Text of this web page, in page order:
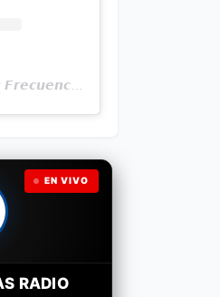
Una publicación compartida por 𝙁𝙧𝙚𝙘𝙪𝙚𝙣𝙘𝙞𝙖 𝙉𝙤𝙩𝙞𝙘𝙞𝙖𝙨 | Programa Radial (@frecuencianoticias)
EN VIVO
RADIO